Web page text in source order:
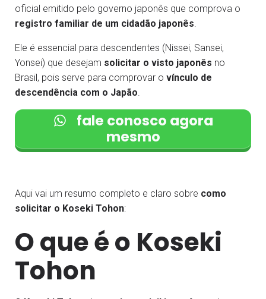
oficial emitido pelo governo japonês que comprova o
registro familiar de um cidadão japonês.
Ele é essencial para descendentes (Nissei, Sansei,
Yonsei) que desejam solicitar o visto japonês no
Brasil, pois serve para comprovar o vínculo de
descendência com o Japão.
fale conosco agora
mesmo
Aqui vai um resumo completo e claro sobre como
solicitar o Koseki Tohon:
O que é o Koseki
Tohon